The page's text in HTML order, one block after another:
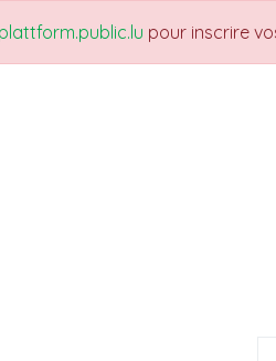
plattform.public.lu pour inscrire